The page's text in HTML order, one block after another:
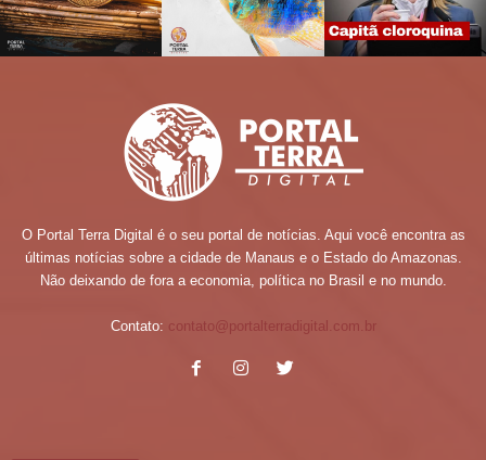
O Portal Terra Digital é o seu portal de notícias. Aqui você encontra as
últimas notícias sobre a cidade de Manaus e o Estado do Amazonas.
Não deixando de fora a economia, política no Brasil e no mundo.
Contato: contato@portalterradigital.com.br